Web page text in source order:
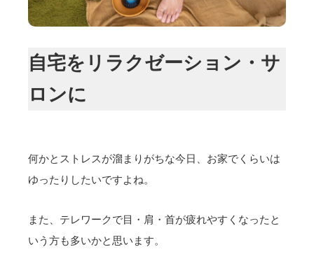
自宅をリラクゼーション・サ
ロンに
何かとストレスが溜まりがちな今日、お家でくらいは
ゆったりしたいですよね。
また、テレワークで目・肩・首が疲れやすくなったと
いう方も多いかと思います。